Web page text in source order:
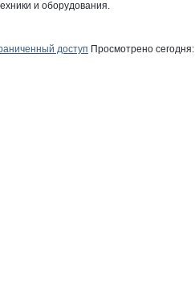
и оборудования.
доступ Просмотрено сегодня: